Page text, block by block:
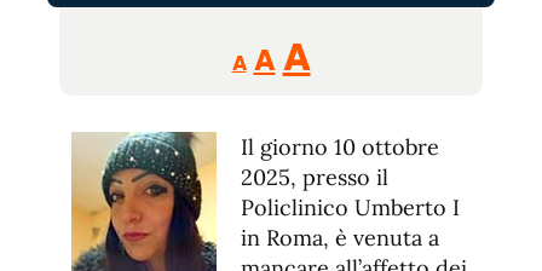
A
Reducir
tamaño
A Restablecer
de
fuente
AAumentar
de
fuente.
Il giorno 10 ottobre
2025, presso il
Policlinico Umberto I
in Roma, è venuta a